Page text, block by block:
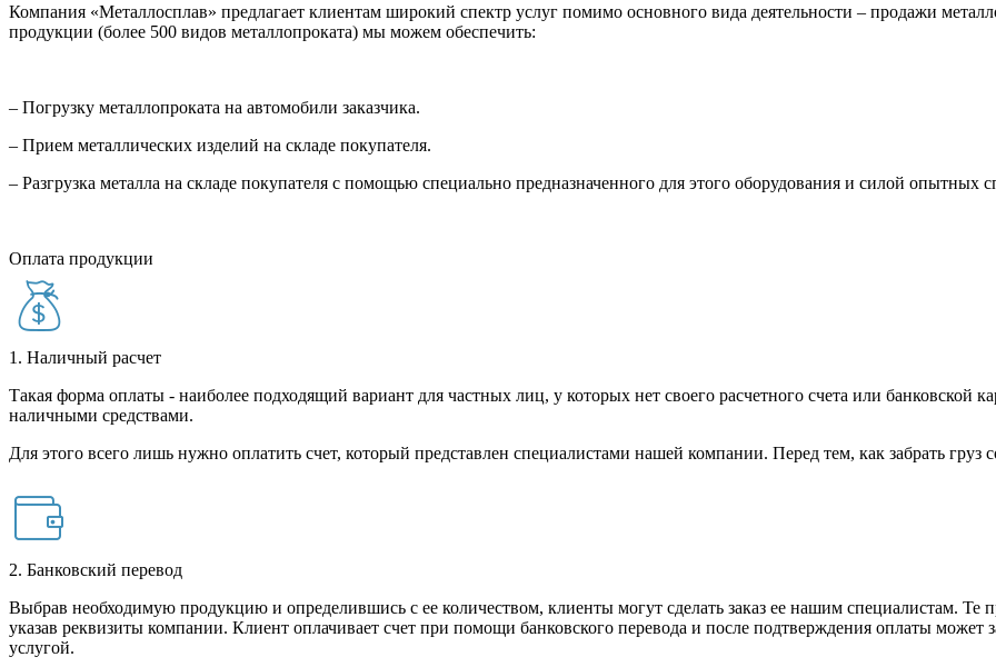
Компания «Металлосплав» предлагает клиентам широкий спектр услуг помимо основного вида деятельности – продажи
продукции (более 500 видов металлопроката) мы можем обеспечить:
– Погрузку металлопроката на автомобили заказчика.
– Прием металлических изделий на складе покупателя.
– Разгрузка металла на складе покупателя с помощью специально предназначенного для этого оборудования и силой опытных
Оплата продукции
1. Наличный расчет
Такая форма оплаты - наиболее подходящий вариант для частных лиц, у которых нет своего расчетного счета или банковской
наличными средствами.
Для этого всего лишь нужно оплатить счет, который представлен специалистами нашей компании. Перед тем, как забрать груз
2. Банковский перевод
Выбрав необходимую продукцию и определившись с ее количеством, клиенты могут сделать заказ ее нашим специалистам. Те
указав реквизиты компании. Клиент оплачивает счет при помощи банковского перевода и после подтверждения оплаты может
услугой.